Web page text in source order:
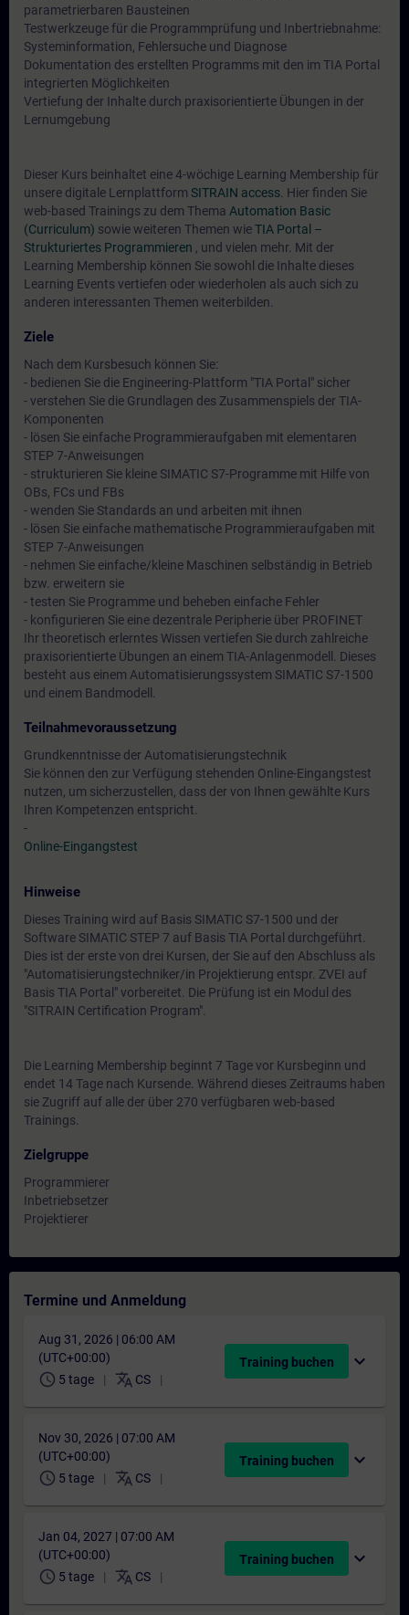
parametrierbaren Bausteinen
Testwerkzeuge für die Programmprüfung und Inbertriebnahme:
Systeminformation, Fehlersuche und Diagnose
Dokumentation des erstellten Programms mit den im TIA Portal
integrierten Möglichkeiten
Vertiefung der Inhalte durch praxisorientierte Übungen in der
Lernumgebung
Dieser Kurs beinhaltet eine 4-wöchige Learning Membership für
unsere digitale Lernplattform SITRAIN access . Hier finden Sie
web-based Trainings zu dem Thema Automation Basic
(Curriculum) sowie weiteren Themen wieTIA Portal –
Strukturiertes Programmieren , und vielen mehr. Mit der
Learning Membership können Sie sowohl die Inhalte dieses
Learning Events vertiefen oder wiederholen als auch sich zu
anderen interessanten Themen weiterbilden.
Ziele
Nach dem Kursbesuch können Sie:
- bedienen Sie die Engineering-Plattform "TIA Portal" sicher
- verstehen Sie die Grundlagen des Zusammenspiels der TIA-
Komponenten
- lösen Sie einfache Programmieraufgaben mit elementaren
STEP 7-Anweisungen
- strukturieren Sie kleine SIMATIC S7-Programme mit Hilfe von
OBs, FCs und FBs
- wenden Sie Standards an und arbeiten mit ihnen
- lösen Sie einfache mathematische Programmieraufgaben mit
STEP 7-Anweisungen
- nehmen Sie einfache/kleine Maschinen selbständig in Betrieb
bzw. erweitern sie
- testen Sie Programme und beheben einfache Fehler
- konfigurieren Sie eine dezentrale Peripherie über PROFINET
Ihr theoretisch erlerntes Wissen vertiefen Sie durch zahlreiche
praxisorientierte Übungen an einem TIA-Anlagenmodell. Dieses
besteht aus einem Automatisierungssystem SIMATIC S7-1500
und einem Bandmodell.
Teilnahmevoraussetzung
Grundkenntnisse der Automatisierungstechnik
Sie können den zur Verfügung stehenden Online-Eingangstest
nutzen, um sicherzustellen, dass der von Ihnen gewählte Kurs
Ihren Kompetenzen entspricht.
-
Online-Eingangstest
Hinweise
Dieses Training wird auf Basis SIMATIC S7-1500 und der
Software SIMATIC STEP 7 auf Basis TIA Portal durchgeführt.
Dies ist der erste von drei Kursen, der Sie auf den Abschluss als
"Automatisierungstechniker/in Projektierung entspr. ZVEI auf
Basis TIA Portal" vorbereitet. Die Prüfung ist ein Modul des
"SITRAIN Certification Program".
Die Learning Membership beginnt 7 Tage vor Kursbeginn und
endet 14 Tage nach Kursende. Während dieses Zeitraums haben
sie Zugriff auf alle der über 270 verfügbaren web-based
Trainings.
Zielgruppe
Programmierer
Inbetriebsetzer
Projektierer
Termine und Anmeldung
Aug 31, 2026 | 06:00 AM
(UTC+00:00)
schedule 5 tage translate CS
Training buchen expand_more
Nov 30, 2026 | 07:00 AM
(UTC+00:00)
schedule 5 tage translate CS
Training buchen expand_more
Jan 04, 2027 | 07:00 AM
(UTC+00:00)
schedule 5 tage translate CS
Training buchen expand_more